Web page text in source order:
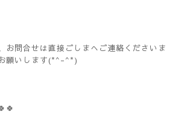
お問合せは直接ごしまへご連絡くださいま
願いします(*^-^*)